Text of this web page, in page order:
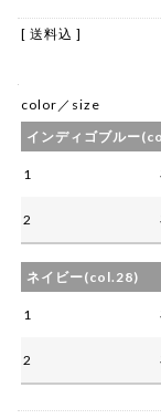
[ 送料込 ]
color／size
インディゴブルー
1
2
ネイビー(col.28)
1
2